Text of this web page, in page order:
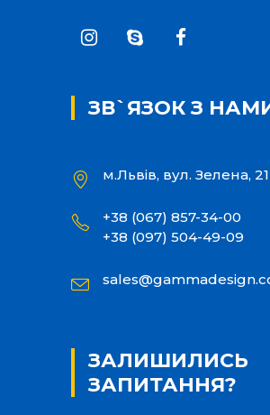
ЗВ`ЯЗОК З
м.Львів, вул. Зелена,
+38 (067) 857-34-00
+38 (097) 504-49-09
ЗАЛИШИЛИСЬ
ЗАПИТАННЯ?